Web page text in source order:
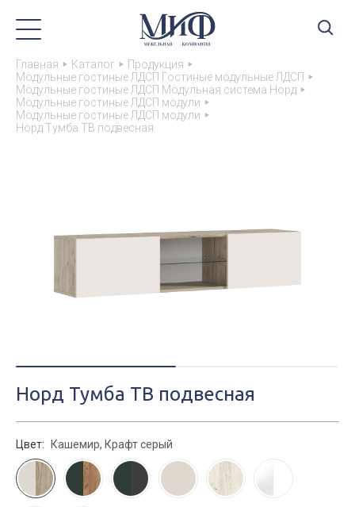
Главная Каталог
Продукция
Модульные гостиные ЛДСП Гостиные модульные ЛДСП
Модульные гостиные ЛДСП Модульная система Норд
Модульные гостиные ЛДСП модули
Модульные гостиные ЛДСП модули
Норд Тумба ТВ подвесная
Норд Тумба ТВ подвесная
Цвет: Кашемир, Крафт серый